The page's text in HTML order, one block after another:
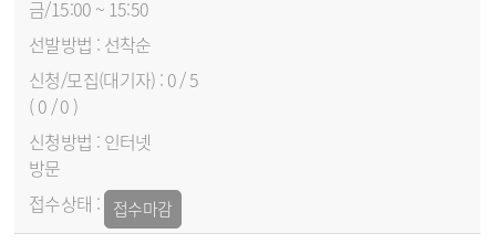
금/15:00 ~ 15:50
선착순
0 / 5
( 0 / 0 )
인터넷
방문
접수마감